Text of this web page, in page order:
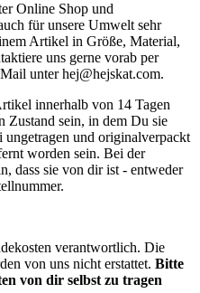
Online Shop und
für unsere Umwelt sehr
Artikel in Größe, Material,
uns gerne vorab per
unterhej@hejskat.com.
innerhalb von 14 Tagen
Zustand sein, in dem Du sie
ungetragen und originalverpackt
worden sein. Bei der
dass sie von dir ist - entweder
verantwortlich. Die
von uns nicht erstattet. Bitte
von dir selbst zu tragen